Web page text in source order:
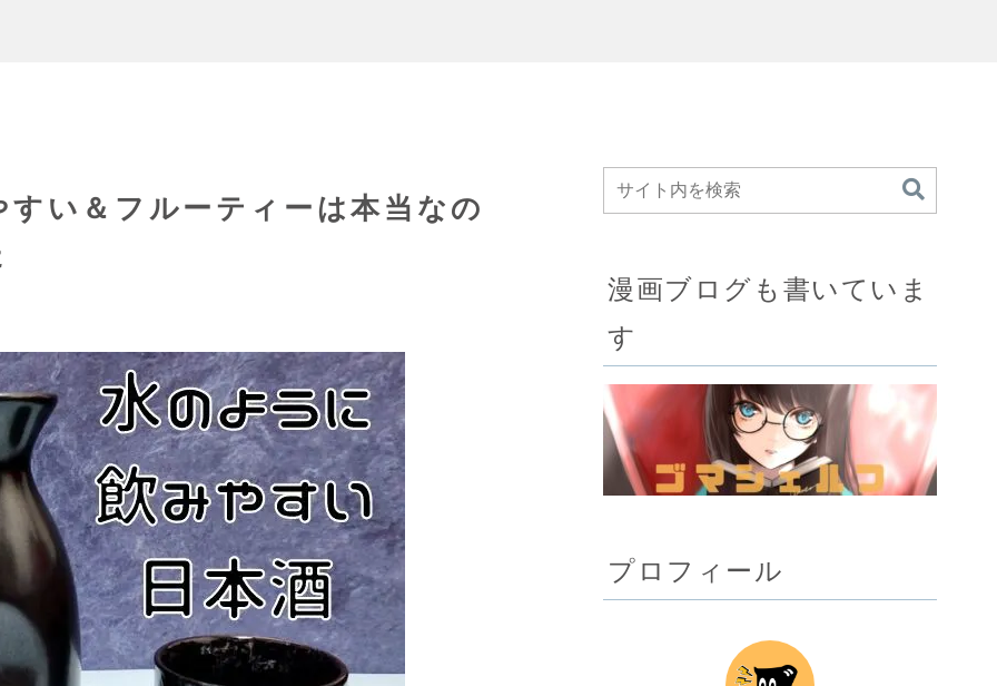
い＆フルーティーは本当なの
漫画ブログも書いていま
す
プロフィール